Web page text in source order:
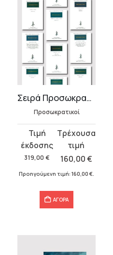
Σειρά Προσωκρατικοί (20 τόμοι)
Προσωκρατικοί
319,00 €
Original
price
was:
319,00 €.
160,00€
τρέχουσα
τιμή
Προηγούμενη τιμή: 160,00 €
ΑΓΟΡΑ